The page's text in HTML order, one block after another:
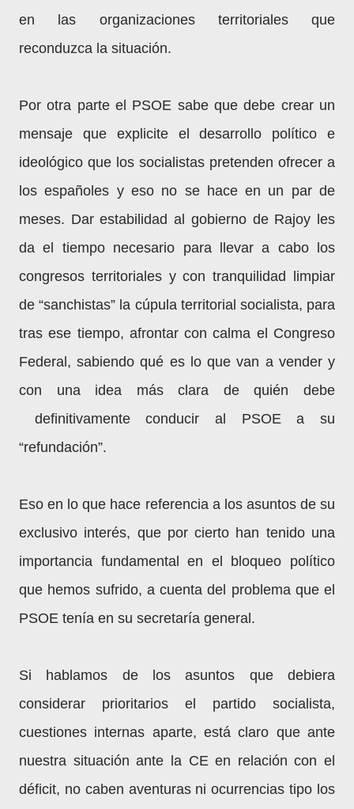
en las organizaciones territoriales que
reconduzca la situación.
Por otra parte el PSOE sabe que debe crear un
mensaje que explicite el desarrollo político e
ideológico que los socialistas pretenden ofrecer a
los españoles y eso no se hace en un par de
meses. Dar estabilidad al gobierno de Rajoy les
da el tiempo necesario para llevar a cabo los
congresos territoriales y con tranquilidad limpiar
de “sanchistas” la cúpula territorial socialista, para
tras ese tiempo, afrontar con calma el Congreso
Federal, sabiendo qué es lo que van a vender y
con una idea más clara de quién debe
definitivamente conducir al PSOE a su
“refundación”.
Eso en lo que hace referencia a los asuntos de su
exclusivo interés, que por cierto han tenido una
importancia fundamental en el bloqueo político
que hemos sufrido, a cuenta del problema que el
PSOE tenía en su secretaría general.
Si hablamos de los asuntos que debiera
considerar prioritarios el partido socialista,
cuestiones internas aparte, está claro que ante
nuestra situación ante la CE en relación con el
déficit, no caben aventuras ni ocurrencias tipo los